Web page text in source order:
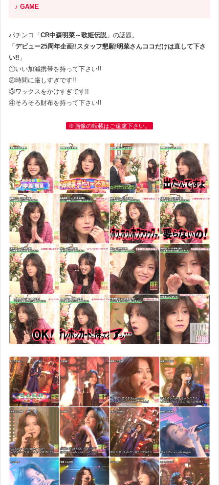
♪ GAME
パチンコ「CR中森明菜～歌姫伝説」の話題。
「デビュー25周年企画!!スタッフ懇願!明菜さんココだけは直して下さ
い!! 」
①いい加減携帯を持って下さい!!
②時間に厳しすぎです!!
③ワックスをかけすぎです!!
④そろそろ財布を持って下さい!!
※画像の転載はご遠慮下さい。